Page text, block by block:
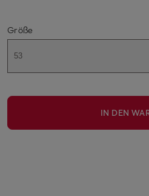
Größe
53
IN DEN